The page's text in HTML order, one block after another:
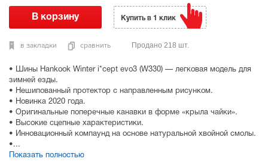
• Шины Hankook Winter i*cept evo3 (W330) — легковая модель для
зимней езды.
• Нешипованный протектор с направленным рисунком.
• Новинка 2020 года.
• Оригинальные поперечные канавки в форме «крыла чайки».
• Высокие сцепные характеристики.
• Инновационный компаунд на основе натуральной хвойной смолы.
•...
Показать полностью
в закладки сравнить
Купить в 1 клик
Продано 218 шт.